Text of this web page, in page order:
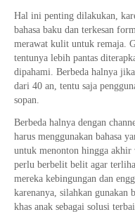
Hal ini penting dilakukan,
bahasa baku dan terkesan
merawat kulit untuk remaja.
tentunya lebih pantas
dipahami. Berbeda halnya
dari 40 an, tentu saja
sopan.
Berbeda halnya dengan
harus menggunakan bahasa
untuk menonton hingga akhir
perlu berbelit belit agar
mereka kebingungan dan
karenanya, silahkan gunakan
khas anak sebagai solusi